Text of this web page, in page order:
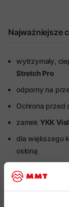
Najważniejsze
wytrzymały,
Stretch Pro
odporny na
Ochrona przed
zamek YKK
dla większego
osłoną
odpowiednie do